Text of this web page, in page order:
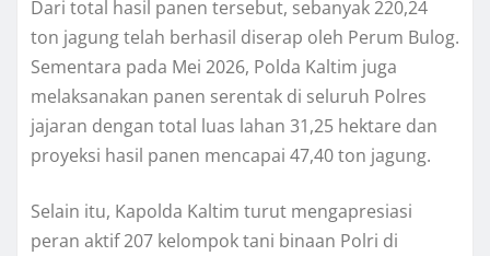
Dari total hasil panen tersebut, sebanyak 220,24
ton jagung telah berhasil diserap oleh Perum Bulog.
Sementara pada Mei 2026, Polda Kaltim juga
melaksanakan panen serentak di seluruh Polres
jajaran dengan total luas lahan 31,25 hektare dan
proyeksi hasil panen mencapai 47,40 ton jagung.
Selain itu, Kapolda Kaltim turut mengapresiasi
peran aktif 207 kelompok tani binaan Polri di